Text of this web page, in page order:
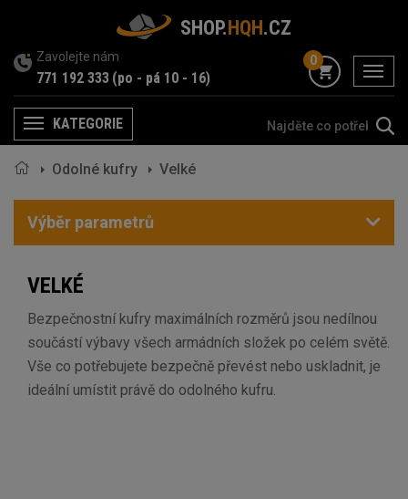
SHOP.HQH.CZ
Zavolejte nám
771 192 333 (po - pá 10 - 16) menu
0
MenuKATEGORIE
Odolné kufry Velké
Výběr parametrů
VELKÉ
Bezpečnostní kufry maximálních rozměrů jsou nedílnou
součástí výbavy všech armádních složek po celém světě.
Vše co potřebujete bezpečně převést nebo uskladnit, je
ideální umístit právě do odolného kufru.